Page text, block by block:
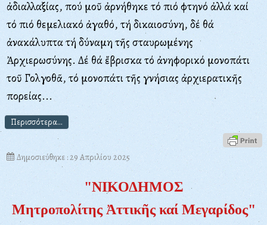
ἀδιαλλαξίας, πού μοῦ ἀρνήθηκε τό πιό φτηνό ἀλλά καί
τό πιό θεμελιακό ἀγαθό, τή δικαιοσύνη, δέ θά
ἀνακάλυπτα τή δύναμη τῆς σταυρωμένης
Ἀρχιερωσύνης. Δέ θά ἔβρισκα τό ἀνηφορικό μονοπάτι
τοῦ Γολγοθᾶ, τό μονοπάτι τῆς γνήσιας ἀρχιερατικῆς
πορείας...
Περισσότερα...
Δημοσιεύθηκε : 29 Απριλίου 2025
"ΝΙΚΟΔΗΜΟΣ
Μητροπολίτης Ἀττικῆς καί Μεγαρίδος"